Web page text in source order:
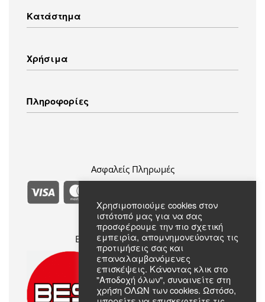
Κατάστημα
Οικιακός Εξοπλισμός
Ενδύματα
Χρήσιμα
Τρόποι Πληρωμής
Πληροφορίες
Ασφαλείς Πληρωμές
Επίσημο Μέλος Best Electric
Χρησιμοποιούμε cookies στον
ιστότοπό μας για να σας
προσφέρουμε την πιο σχετική
εμπειρία, απομνημονεύοντας τις
προτιμήσεις σας και
επαναλαμβανόμενες
επισκέψεις. Κάνοντας κλικ στο
"Αποδοχή όλων", συναινείτε στη
χρήση ΟΛΩΝ των cookies. Ωστόσο,